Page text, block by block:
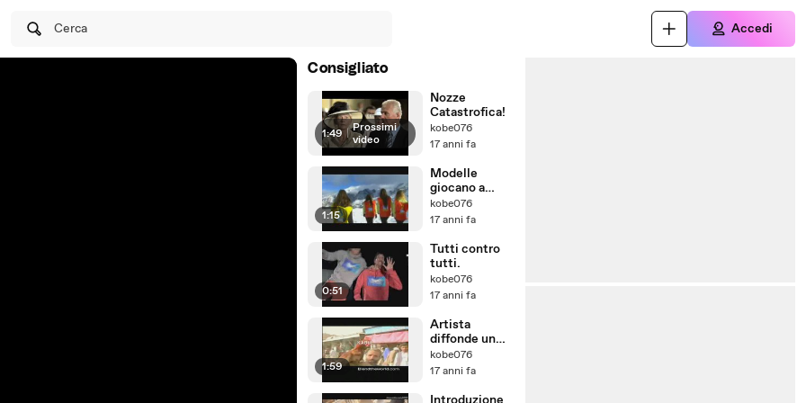
Cerca Accedi
Consigliato
1:49 | Prossimi
video
Nozze
Catastrofica!
kobe076
17 anni fa
1:15
Modelle
giocano a
3200m!
kobe076
17 anni fa
0:51
Tutti contro
tutti.
kobe076
17 anni fa
1:59
Artista
diffonde un
messaggio di
pace in tutto
kobe076
17 anni fa